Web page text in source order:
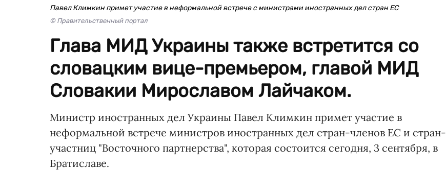
Павел Климкин примет участие в неформальной встрече с министрами иностранных дел стран ЕС
© Правительственный портал
Глава МИД Украины также встретится со
словацким вице-премьером, главой МИД
Словакии Мирославом Лайчаком.
Министр иностранных дел Украины Павел Климкин примет участие в
неформальной встрече министров иностранных дел стран-членов ЕС и стран-
участниц "Восточного партнерства", которая состоится сегодня, 3 сентября, в
Братиславе.